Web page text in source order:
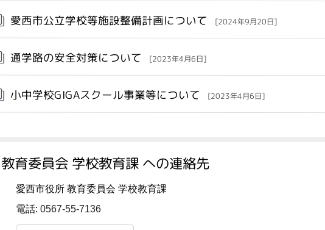
愛西市公立学校等施設整備計画について [2024年9月20日]
通学路の安全対策について [2023年4月6日]
小中学校GIGAスクール事業等について [2023年4月6日]
教育委員会 学校教育課 への連絡先
愛西市役所 教育委員会 学校教育課
電話: 0567-55-7136